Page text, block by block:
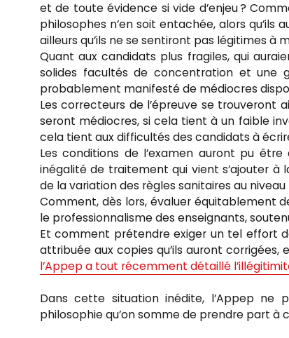
et de toute évidence si vide d’enjeu ?
philosophes n’en soit entachée, alors
ailleurs qu’ils ne se sentiront pas légitimes à
Quant aux candidats plus fragiles, qui
solides facultés de concentration et une
probablement manifesté de médiocres
Les correcteurs de l’épreuve se trouveront
seront médiocres, si cela tient à un faible
cela tient aux difficultés des candidats à
Les conditions de l’examen auront pu être
inégalité de traitement qui vient s’ajouter
de la variation des règles sanitaires au niveau
Comment, dès lors, évaluer équitablement
le professionnalisme des enseignants,
Et comment prétendre exiger un tel effort
attribuée aux copies qu’ils auront
l’Appep a tout récemment détaillé
Dans cette situation inédite, l’Appep
philosophie qu’on somme de prendre part à